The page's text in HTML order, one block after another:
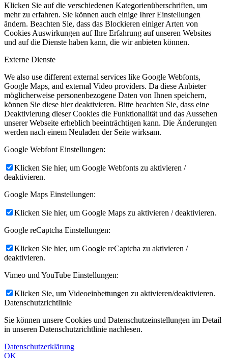
Klicken Sie auf die verschiedenen Kategorienüberschriften, um
mehr zu erfahren. Sie können auch einige Ihrer Einstellungen
ändern. Beachten Sie, dass das Blockieren einiger Arten von
Cookies Auswirkungen auf Ihre Erfahrung auf unseren Websites
und auf die Dienste haben kann, die wir anbieten können.
Externe Dienste
We also use different external services like Google Webfonts,
Google Maps, and external Video providers. Da diese Anbieter
möglicherweise personenbezogene Daten von Ihnen speichern,
können Sie diese hier deaktivieren. Bitte beachten Sie, dass eine
Deaktivierung dieser Cookies die Funktionalität und das Aussehen
unserer Webseite erheblich beeinträchtigen kann. Die Änderungen
werden nach einem Neuladen der Seite wirksam.
Google Webfont Einstellungen:
Klicken Sie hier, um Google Webfonts zu aktivieren /
deaktivieren.
Google Maps Einstellungen:
Klicken Sie hier, um Google Maps zu aktivieren / deaktivieren.
Google reCaptcha Einstellungen:
Klicken Sie hier, um Google reCaptcha zu aktivieren /
deaktivieren.
Vimeo und YouTube Einstellungen:
Klicken Sie, um Videoeinbettungen zu aktivieren/deaktivieren.
Datenschutzrichtlinie
Sie können unsere Cookies und Datenschutzeinstellungen im Detail
in unseren Datenschutzrichtlinie nachlesen.
Datenschutzerklärung
OK